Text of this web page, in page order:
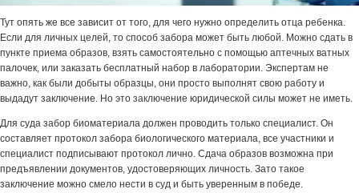
Тут опять же все зависит от того, для чего нужно определить отца ребенка.
Если для личных целей, то способ забора может быть любой. Можно сдать в
пункте приема образов, взять самостоятельно с помощью аптечных ватных
палочек, или заказать бесплатный набор в лаборатории. Экспертам не
важно, как были добыты образцы, они просто выполнят свою работу и
выдадут заключение. Но это заключение юридической силы может не иметь.
Для суда забор биоматериала должен проводить только специалист. Он
составляет протокол забора биологического материала, все участники и
специалист подписывают протокол лично. Сдача образов возможна при
предъявлении документов, удостоверяющих личность. Зато такое
заключение можно смело нести в суд и быть уверенным в победе.